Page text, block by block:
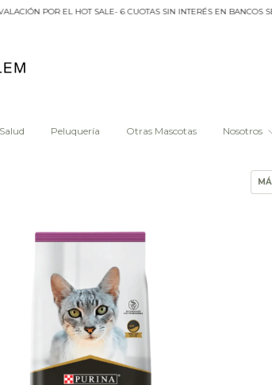
POR EL HOT SALE- 6 CUOTAS SIN INTERÉS EN BANCOS
Peluquería Otras Mascotas Nosotros